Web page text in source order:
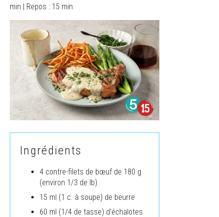
min | Repos : 15 min
Ingrédients
4 contre-filets de bœuf de 180 g
(environ 1/3 de lb)
15 ml (1 c. à soupe) de beurre
60 ml (1/4 de tasse) d’échalotes